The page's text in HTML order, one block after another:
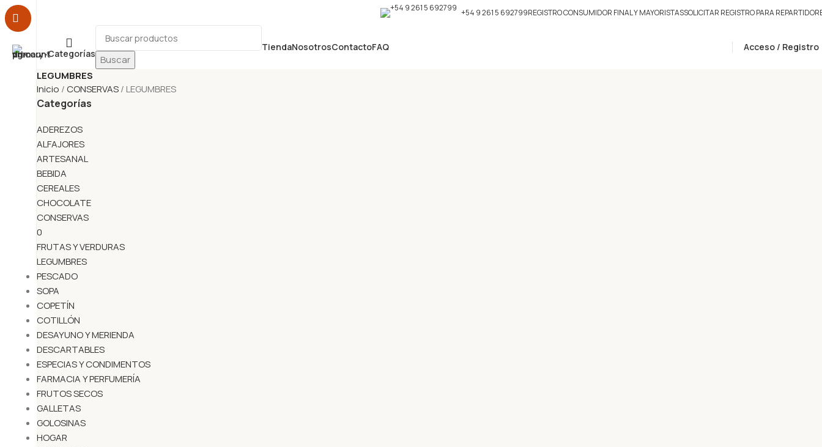
ADEREZOS ALFAJORES
CEREALES CHOCOLATE
CONSERVAS
COPETÍN
ESPECIAS Y CONDIMENTOS
FARMACIA Y PERFUMERÍA
FRUTOS SECOS GALLETAS
GOLOSINAS HOGAR
JUGUETES LÁCTEOS
NO PERECEDEROS
PANIFICADOS
PROMOCIONES
REPOSTERÍA Y PASTELERÍA
TABACO
TEXTIL E INDUMENTARIA
+54 9 261 5 692799REGISTRO CONSUMIDOR FINAL Y MAYORISTASSOLICITAR REGISTRO PARA
Categorías Buscar
TiendaNosotrosContactoFAQ Acceso / Registro
LEGUMBRES
Inicio
CONSERVAS LEGUMBRES
Categorías
ADEREZOS
ALFAJORES
ARTESANAL
BEBIDA
CEREALES
CHOCOLATE
CONSERVAS
0
FRUTAS Y VERDURAS
LEGUMBRES
PESCADO
SOPA
COPETÍN
COTILLÓN
DESAYUNO Y MERIENDA
DESCARTABLES
ESPECIAS Y CONDIMENTOS
FARMACIA Y PERFUMERÍA
FRUTOS SECOS
GALLETAS
GOLOSINAS
HOGAR